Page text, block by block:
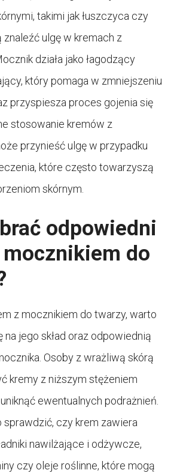
takimi jak łuszczyca czy
znaleźć ulgę w kremach z
działa jako łagodzący
który pomaga w zmniejszeniu
przyspiesza proces gojenia się
stosowanie kremów z
przynieść ulgę w przypadku
które często towarzyszą
skórnym.
odpowiedni
do
z mocznikiem do twarzy, warto
na jego skład oraz odpowiednią
Osoby z wrażliwą skórą
kremy z niższym stężeniem
ewentualnych podrażnień.
sprawdzić, czy krem zawiera
nawilżające i odżywcze,
czy oleje roślinne, które mogą